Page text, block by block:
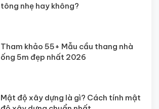
tông nhẹ hay không?
Tham khảo 55+ Mẫu cầu thang nhà
ống 5m đẹp nhất 2026
Mật độ xây dựng là gì? Cách tính mật